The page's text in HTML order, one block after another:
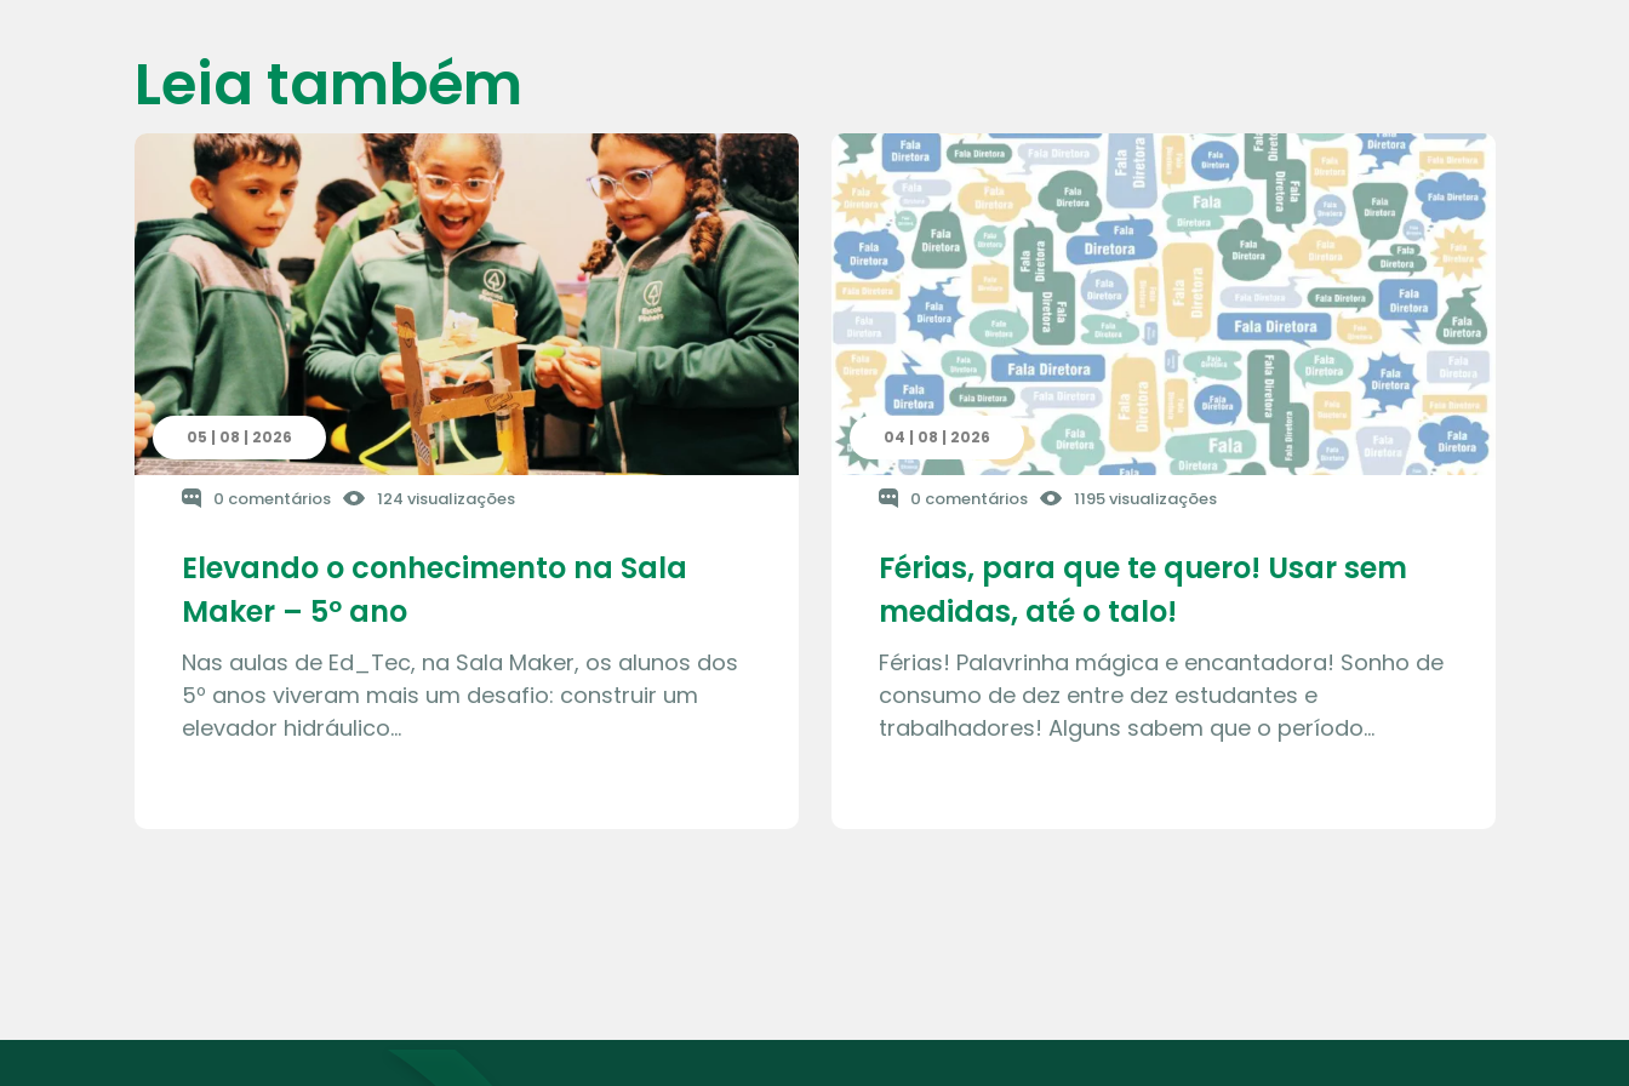
Leia também
05 | 08 | 2026
0 comentários 124 visualizações
Elevando o conhecimento na Sala
Maker – 5º ano
Nas aulas de Ed_Tec, na Sala Maker, os alunos dos
5º anos viveram mais um desafio: construir um
elevador hidráulico…
04 | 08 | 2026
0 comentários 1195 visualizações
Férias, para que te quero! Usar sem
medidas, até o talo!
Férias! Palavrinha mágica e encantadora! Sonho de
consumo de dez entre dez estudantes e
trabalhadores! Alguns sabem que o período…